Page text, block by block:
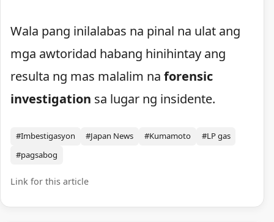
Wala pang inilalabas na pinal na ulat ang
mga awtoridad habang hinihintay ang
resulta ng mas malalim na forensic
investigation sa lugar ng insidente.
#Imbestigasyon #Japan News #Kumamoto
#LP gas
#pagsabog
Link for this article